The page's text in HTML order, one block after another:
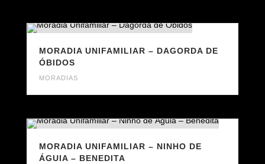
MORADIA UNIFAMILIAR – DAGORDA DE
ÓBIDOS
MORADIAS
MORADIA UNIFAMILIAR – NINHO DE
ÁGUIA – BENEDITA